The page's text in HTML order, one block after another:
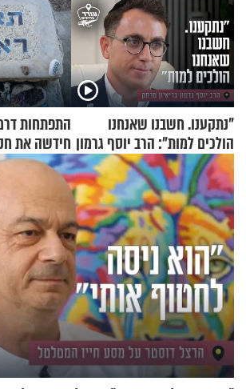
"נתקענו. חשבנו שאנחנו
הולכים למות": הרב יוסף גרמון
בריאיון מרתק
התפתחות
חידשה את
ראדה